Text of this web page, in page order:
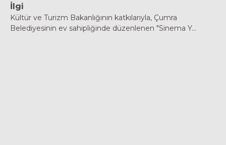
İlgi
Kültür ve Turizm Bakanlığının katkılarıyla, Çumra
Belediyesinin ev sahipliğinde düzenlenen "Sinema Y...